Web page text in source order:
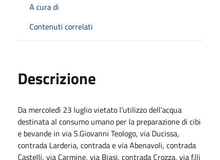
A cura di
Contenuti correlati
Descrizione
Da mercoledì 23 luglio vietato l’utilizzo dell’acqua
destinata al consumo umano per la preparazione di cibi
e bevande in via S.Giovanni Teologo, via Ducissa,
contrada Larderia, contrada e via Abenavoli, contrada
Castelli, via Carmine, via Biasi, contrada Crozza, via f.lli